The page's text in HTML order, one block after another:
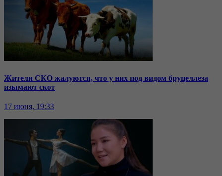
Жители СКО жалуются, что у них под видом бруцеллеза
изымают скот
17 июня, 19:33